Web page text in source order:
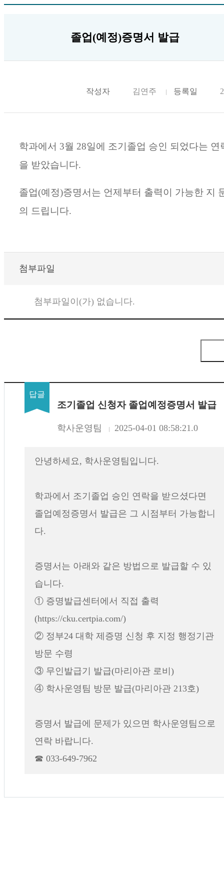
졸업(예정)증명서 발급
작성자 김연주 등록일
학과에서 3월 28일에 조기졸업 승인 되었다는 연
을 받았습니다.
졸업(예정)증명서는 언제부터 출력이 가능한 지
의 드립니다.
첨부파일
첨부파일이(가) 없습니다.
조기졸업 신청자 졸업예정증명서 발급
학사운영팀 2025-04-01 08:58:21.0
안녕하세요, 학사운영팀입니다.
학과에서 조기졸업 승인 연락을 받으셨다면
졸업예정증명서 발급은 그 시점부터 가능합니
다.
증명서는 아래와 같은 방법으로 발급할 수 있
습니다.
① 증명발급센터에서 직접 출력
(https://cku.certpia.com/)
② 정부24 대학 제증명 신청 후 지정 행정기관
방문 수령
③ 무인발급기 발급(마리아관 로비)
④ 학사운영팀 방문 발급(마리아관 213호)
증명서 발급에 문제가 있으면 학사운영팀으로
연락 바랍니다.
☎ 033-649-7962